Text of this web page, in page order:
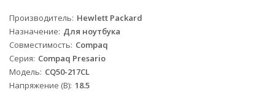
Производитель Hewlett Packard
Назначение Для ноутбука
Совместимость Compaq
Серия Compaq Presario
Модель CQ50-217CL
Напряжение (В) 18.5